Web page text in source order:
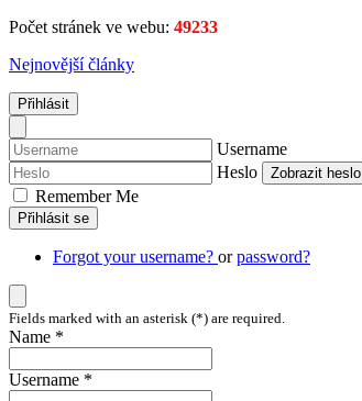
Počet stránek ve webu: 49233
Nejnovější články
Přihlásit
Username
Heslo
Zobrazit heslo
Remember Me
Přihlásit se
Forgot your username? orpassword?
Fields marked with an asterisk (*) are required.
Name *
Username *